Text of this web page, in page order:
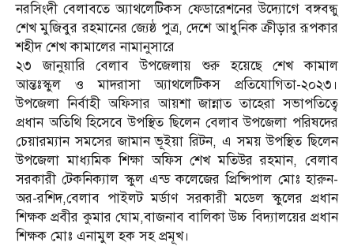
নরসিংদী বেলাবতে অ্যাথলেটিকস ফেডারেশনের উদ্যোগে বঙ্গবন্ধু
শেখ মুজিবুর রহমানের জ্যেষ্ঠ পুত্র, দেশে আধুনিক ক্রীড়ার রূপকার
শহীদ শেখ কামালের নামানুসারে
২৩ জানুয়ারি বেলাব উপজেলায় শুরু হয়েছে শেখ কামাল
আন্তঃস্কুল ও মাদরাসা অ্যাথলেটিকস প্রতিযোগিতা-২০২৩।
উপজেলা নির্বাহী অফিসার আয়শা জান্নাত তাহেরা সভাপতিত্বে
প্রধান অতিথি হিসেবে উপস্থিত ছিলেন বেলাব উপজেলা পরিষদের
চেয়ারম্যান সমসের জামান ভূইয়া রিটন, এ সময় উপস্থিত ছিলেন
উপজেলা মাধ্যমিক শিক্ষা অফিস শেখ মতিউর রহমান, বেলাব
সরকারী টেকনিক্যাল স্কুল এন্ড কলেজের প্রিন্সিপাল মোঃ হারুন-
অর-রশিদ,বেলাব পাইলট মর্ডাণ সরকারী মডেল স্কুলের প্রধান
শিক্ষক প্রবীর কুমার ঘোম,বাজনাব বালিকা উচ্চ বিদ্যালয়ের প্রধান
শিক্ষক মোঃ এনামুল হক সহ প্রমূখ।